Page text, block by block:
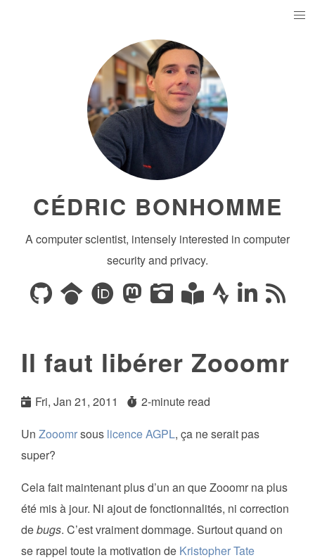
CÉDRIC BONHOMME
A computer scientist, intensely interested in computer
security and privacy.
Il faut libérer Zooomr
Fri, Jan 21, 2011
2-minute read
Un Zooomrsous licence AGPL, ça ne serait pas
super?
Cela fait maintenant plus d’un an que Zooomr na plus
été mis à jour. Ni ajout de fonctionnalités, ni correction
debugs. C’est vraiment dommage. Surtout quand on
se rappel toute la motivation de Kristopher Tate